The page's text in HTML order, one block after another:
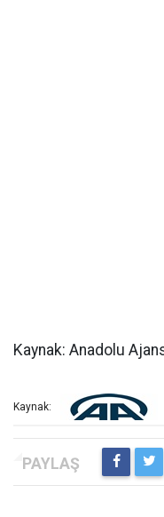
Kaynak: Anadolu
Kaynak: